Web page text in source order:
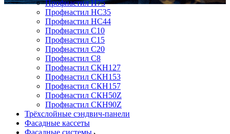
Профнастил Н75
Профнастил НС35
Профнастил НС44
Профнастил С10
Профнастил С15
Профнастил С20
Профнастил С8
Профнастил СКН127
Профнастил СКН153
Профнастил СКН157
Профнастил СКН50Z
Профнастил СКН90Z
Трёхслойные сэндвич-панели
Фасадные кассеты
Фасадные системы